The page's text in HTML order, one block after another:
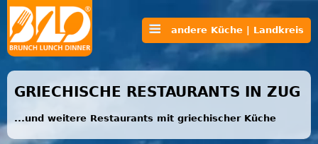
andere Küche | Landkreis
GRIECHISCHE RESTAURANTS IN ZUG
...und weitere Restaurants mit griechischer Küche